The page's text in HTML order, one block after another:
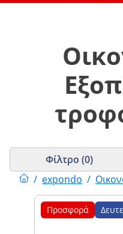
/ expondo /
Φίλτρο (0)
Προσφορά